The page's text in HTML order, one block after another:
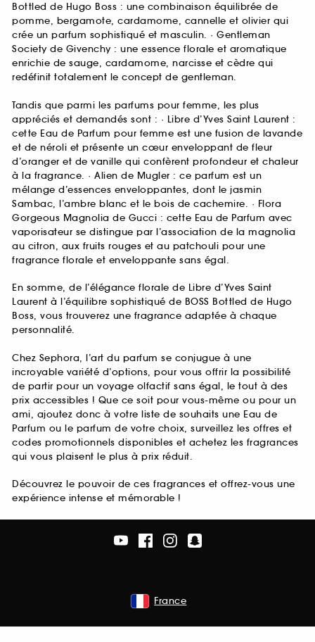
Bottled de Hugo Boss : une combinaison équilibrée de
pomme, bergamote, cardamome, cannelle et olivier qui
crée un parfum sophistiqué et masculin. · Gentleman
Society de Givenchy : une essence florale et aromatique
enrichie de sauge, cardamome, narcisse et cèdre qui
redéfinit totalement le concept de gentleman.
Tandis que parmi les parfums pour femme, les plus
appréciés et demandés sont : · Libre d’Yves Saint Laurent :
cette Eau de Parfum pour femme est une fusion de lavande
et de néroli et présente un cœur enveloppant de fleur
d’oranger et de vanille qui confèrent profondeur et chaleur
à la fragrance. · Alien de Mugler : ce parfum est un
mélange d’essences enveloppantes, dont le jasmin
Sambac, l’ambre blanc et le bois de cachemire. · Flora
Gorgeous Magnolia de Gucci : cette Eau de Parfum avec
vaporisateur se distingue par l’association de la magnolia
au citron, aux fruits rouges et au patchouli pour une
fragrance florale et enveloppante sans égal.
En somme, de l’élégance florale de Libre d’Yves Saint
Laurent à l’équilibre sophistiqué de BOSS Bottled de Hugo
Boss, vous trouverez une fragrance adaptée à chaque
personnalité.
Chez Sephora, l’art du parfum se conjugue à une
incroyable variété d’options, pour vous offrir la possibilité
de partir pour un voyage olfactif sans égal, le tout à des
prix accessibles ! Que ce soit pour vous-même ou pour un
ami, ajoutez donc à votre liste de souhaits une Eau de
Parfum ou le parfum de votre choix, surveillez les offres et
codes promotionnels disponibles et achetez les fragrances
qui vous plaisent le plus à prix réduit.
Découvrez le pouvoir de ces fragrances et offrez-vous une
expérience intense et mémorable !
France